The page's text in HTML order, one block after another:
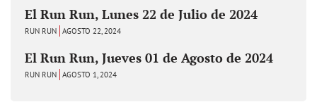
El Run Run, Lunes 22 de Julio de 2024
RUN RUN AGOSTO 22, 2024
El Run Run, Jueves 01 de Agosto de 2024
RUN RUN AGOSTO 1, 2024